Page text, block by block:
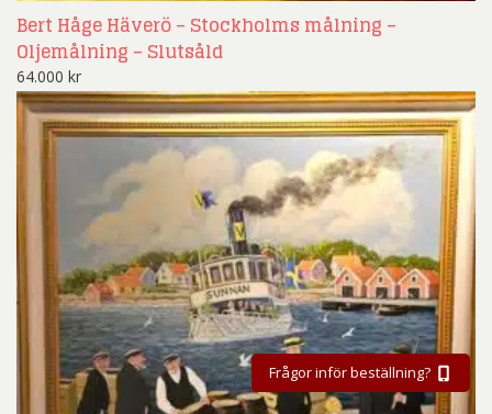
Bert Håge Häverö – Stockholms målning –
Oljemålning – Slutsåld
64.000 kr
Frågor inför beställning?